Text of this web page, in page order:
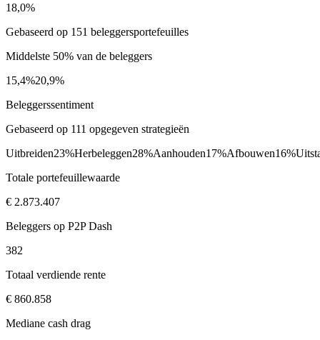
18,0%
Gebaseerd op 151 beleggersportefeuilles
Middelste 50% van de beleggers
15,4%20,9%
Beleggerssentiment
Gebaseerd op 111 opgegeven strategieën
Uitbreiden23%Herbeleggen28%Aanhouden17%Afbouwen16%
Totale portefeuillewaarde
€ 2.873.407
Beleggers op P2P Dash
382
Totaal verdiende rente
€ 860.858
Mediane cash drag